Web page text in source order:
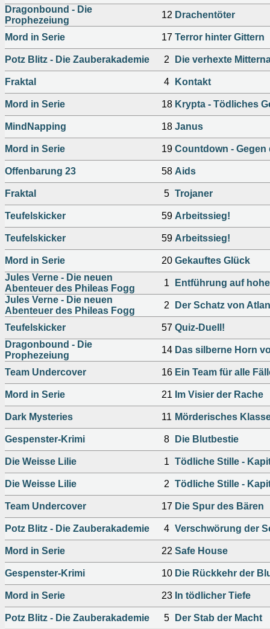
Dragonbound - Die
Prophezeiung
12 Drachentöter
Mord in Serie 17 Terror hinter Gittern
Potz Blitz - Die Zauberakademie 2 Die verhexte
Fraktal 4 Kontakt
Mord in Serie 18 Krypta - Tödliches
MindNapping 18 Janus
Mord in Serie 19 Countdown - Gegen
Offenbarung 23 58 Aids
Fraktal 5 Trojaner
Teufelskicker 59 Arbeitssieg!
Teufelskicker 59 Arbeitssieg!
Mord in Serie 20 Gekauftes Glück
Jules Verne - Die neuen
Abenteuer des Phileas Fogg
1
Entführung auf
Jules Verne - Die neuen
Abenteuer des Phileas Fogg
2 Der Schatz von
Teufelskicker 57 Quiz-Duell!
Dragonbound - Die
Prophezeiung
14 Das silberne Horn
Team Undercover 16 Ein Team für alle
Mord in Serie 21 Im Visier der Rache
Dark Mysteries 11 Mörderisches
Gespenster-Krimi 8 Die Blutbestie
Die Weisse Lilie 1 Tödliche Stille -
Die Weisse Lilie 2 Tödliche Stille -
Team Undercover 17 Die Spur des Bären
Potz Blitz - Die Zauberakademie 4 Verschwörung der
Mord in Serie 22 Safe House
Gespenster-Krimi 10 Die Rückkehr der
Mord in Serie 23 In tödlicher Tiefe
Potz Blitz - Die Zauberakademie 5
Der Stab der Macht